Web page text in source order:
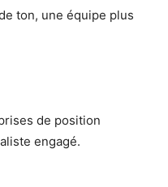
ton, une équipe plus
de position
engagé.